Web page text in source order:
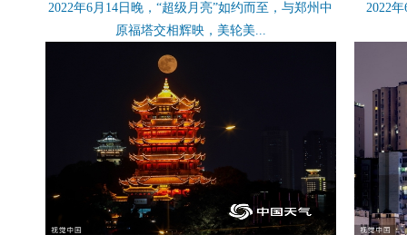
2022年6月14日晚，“超级月亮”如约而至，与郑州中
原福塔交相辉映，美轮美...
2022